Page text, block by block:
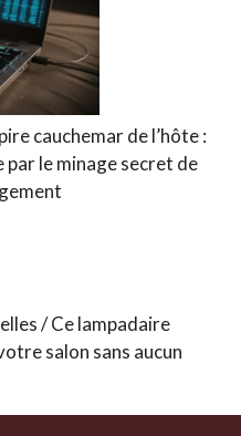
cauchemar de l’hôte :
par le minage secret de
/Ce lampadaire
salon sans aucun